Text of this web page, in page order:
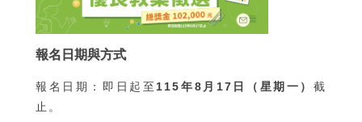
報名日期與方式
報名日期：即日起至 115年8月17日（星期一） 截
止。